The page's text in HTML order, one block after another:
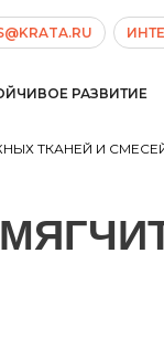
РАЗВИТИЕ
ТКАНЕЙ И